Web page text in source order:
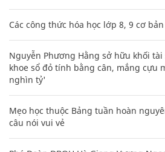
Các công thức hóa học lớp 8, 9 cơ
Nguyễn Phương Hằng sở hữu khối
khoe sổ đỏ tính bằng cân, mắng cựu
nghìn tỷ'
Mẹo học thuộc Bảng tuần hoàn
câu nói vui vẻ